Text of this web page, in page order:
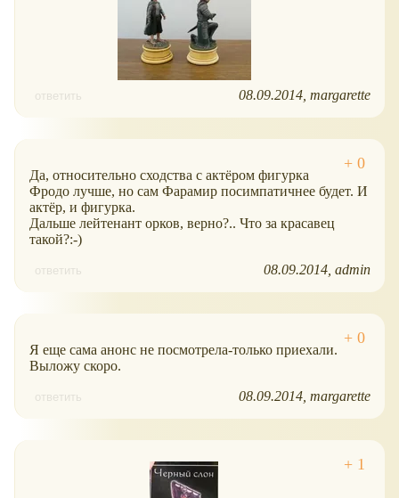
ответить 08.09.2014 margarette
Да, относительно сходства с актёром фигурка
Фродо лучше, но сам Фарамир посимпатичнее будет. И
актёр, и фигурка.
Дальше лейтенант орков, верно?.. Что за красавец
такой?:-)
ответить 08.09.2014 admin
Я еще сама анонс не посмотрела-только приехали.
Выложу скоро.
ответить 08.09.2014 margarette